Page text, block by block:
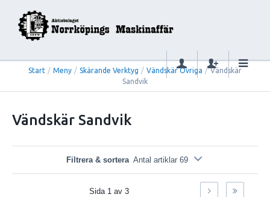
Start / Meny / Skärande Verktyg / Vändskär Övriga / Vändskär
Sandvik
Vändskär Sandvik
Filtrera & sortera Antal artiklar 69
Sida 1 av 3